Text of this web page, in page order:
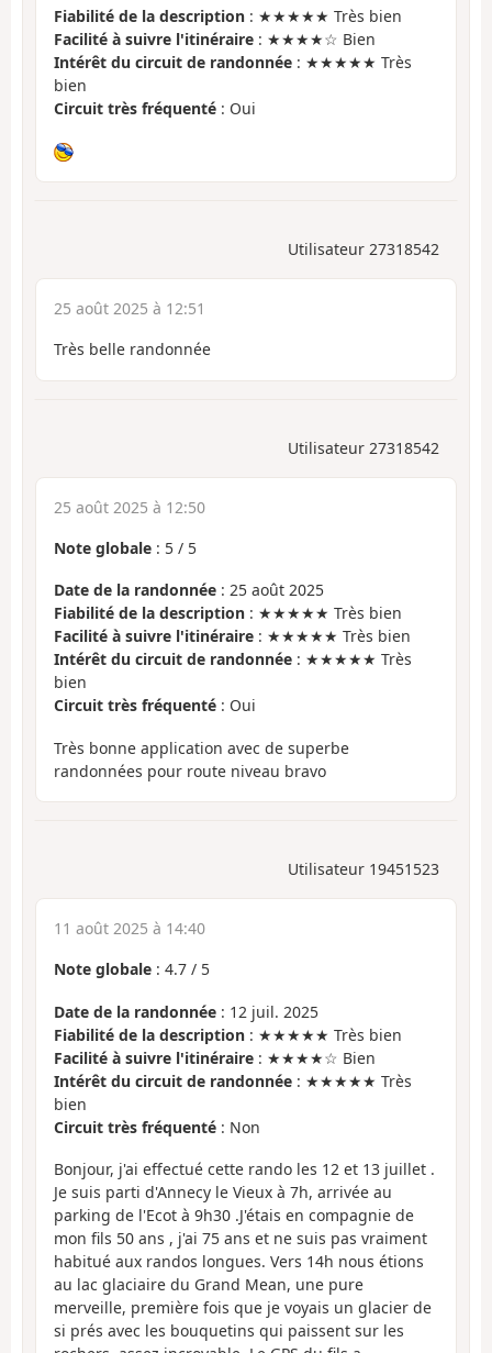
Fiabilité de la description : ★★★★★ Très bien
Facilité à suivre l'itinéraire : ★★★★☆ Bien
Intérêt du circuit de randonnée : ★★★★★ Très
bien
Circuit très fréquenté : Oui
Utilisateur 27318542
25 août 2025 à 12:51
Très belle randonnée
Utilisateur 27318542
25 août 2025 à 12:50
Note globale : 5 / 5
Date de la randonnée : 25 août 2025
Fiabilité de la description : ★★★★★ Très bien
Facilité à suivre l'itinéraire : ★★★★★ Très bien
Intérêt du circuit de randonnée : ★★★★★ Très
bien
Circuit très fréquenté : Oui
Très bonne application avec de superbe
randonnées pour route niveau bravo
Utilisateur 19451523
11 août 2025 à 14:40
Note globale : 4.7 / 5
Date de la randonnée : 12 juil. 2025
Fiabilité de la description : ★★★★★ Très bien
Facilité à suivre l'itinéraire : ★★★★☆ Bien
Intérêt du circuit de randonnée : ★★★★★ Très
bien
Circuit très fréquenté : Non
Bonjour, j'ai effectué cette rando les 12 et 13 juillet .
Je suis parti d'Annecy le Vieux à 7h, arrivée au
parking de l'Ecot à 9h30 .J'étais en compagnie de
mon fils 50 ans , j'ai 75 ans et ne suis pas vraiment
habitué aux randos longues. Vers 14h nous étions
au lac glaciaire du Grand Mean, une pure
merveille, première fois que je voyais un glacier de
si prés avec les bouquetins qui paissent sur les